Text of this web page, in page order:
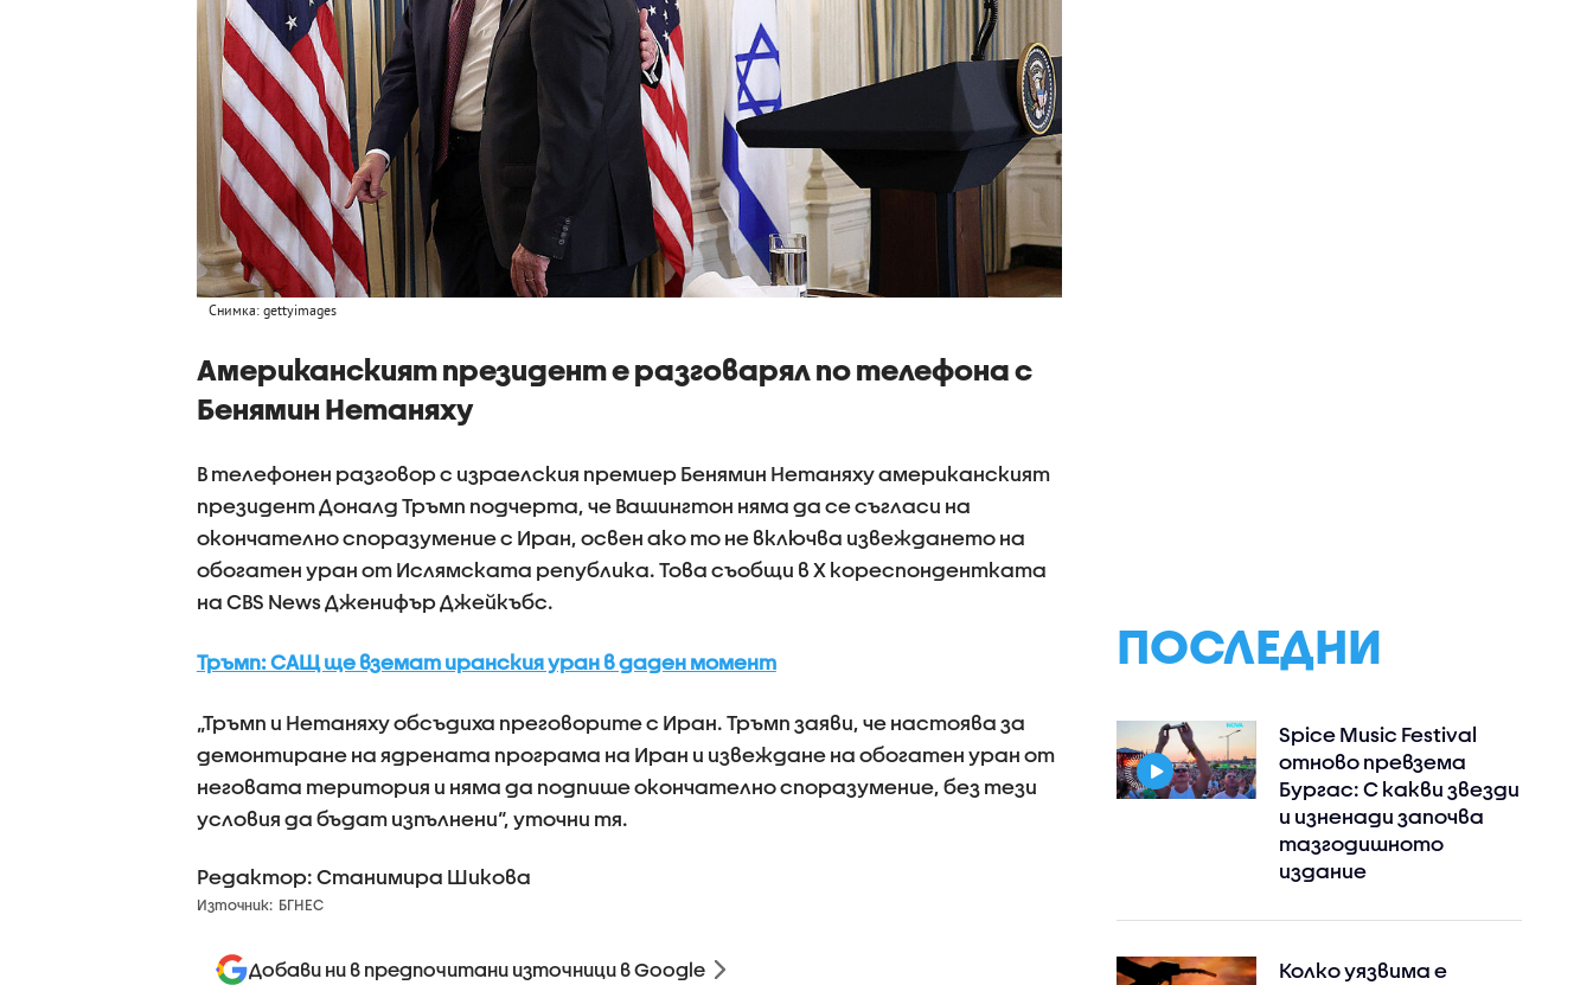
Снимка: gettyimages
Американският президент е разговарял по телефона с
Бенямин Нетаняху
В телефонен разговор с израелския премиер Бенямин Нетаняху американският
президент Доналд Тръмп подчерта, че Вашингтон няма да се съгласи на
окончателно споразумение с Иран, освен ако то не включва извеждането на
обогатен уран от Ислямската република. Това съобщи в X кореспондентката
на CBS News Дженифър Джейкъбс.
Тръмп: САЩ ще вземат иранския уран в даден момент
„Тръмп и Нетаняху обсъдиха преговорите с Иран. Тръмп заяви, че настоява за
демонтиране на ядрената програма на Иран и извеждане на обогатен уран от
неговата територия и няма да подпише окончателно споразумение, без тези
условия да бъдат изпълнени“, уточни тя.
Редактор: Станимира Шикова
Източник: БГНЕС
Добави ни в предпочитани източници в Google
ПОСЛЕДНИ
Spice Music Festival
отново превзема
Бургас: С какви звезди
и изненади започва
тазгодишното
издание
Колко уязвима е